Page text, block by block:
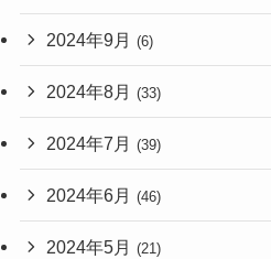
2024年9月 (6)
2024年8月 (33)
2024年7月 (39)
2024年6月 (46)
2024年5月 (21)